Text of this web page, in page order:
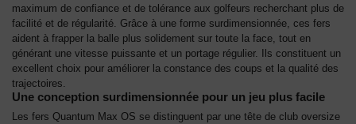
maximum de confiance et de tolérance aux golfeurs recherchant plus de
facilité et de régularité. Grâce à une forme surdimensionnée, ces fers
aident à frapper la balle plus solidement sur toute la face, tout en
générant une vitesse puissante et un portage régulier. Ils constituent un
excellent choix pour améliorer la constance des coups et la qualité des
trajectoires.
Une conception surdimensionnée pour un jeu plus facile
Les fers Quantum Max OS se distinguent par une tête de club oversize